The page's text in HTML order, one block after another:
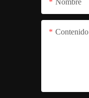
Contenido